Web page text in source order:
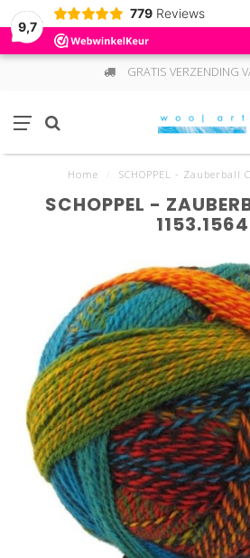
9,7
779 Reviews
GRATIS VERZENDING
Home SCHOPPEL - Zauberball
SCHOPPEL -
1153.1564